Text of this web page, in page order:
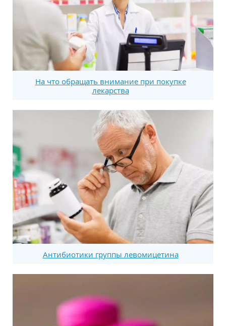
На что обращать внимание при покупке
лекарства
Антибиотики группы левомицетина